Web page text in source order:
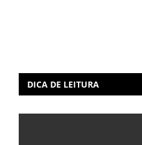
DICA DE LEITURA